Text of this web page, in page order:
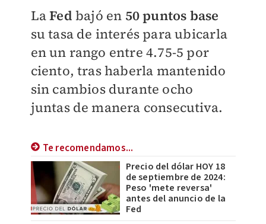
LaFed bajó en 50 puntos base
su tasa de interés para ubicarla
en un rango entre 4.75-5 por
ciento, tras haberla mantenido
sin cambios durante ocho
juntas de manera consecutiva.
Te recomendamos...
Precio del dólar HOY 18
de septiembre de 2024:
Peso 'mete reversa'
antes del anuncio de la
Fed